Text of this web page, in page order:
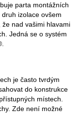
parta montážních
izolace ovšem
nad vašimi hlavami
Jedná se o systém
je často tvrdým
do konstrukce
místech.
Zde není možné